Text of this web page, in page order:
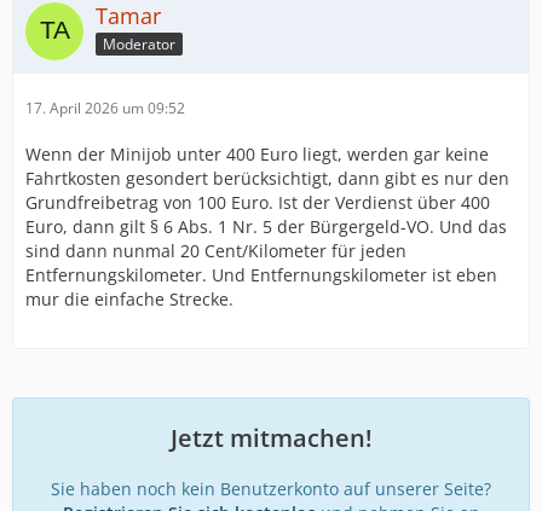
Tamar
Moderator
17. April 2026 um 09:52
Wenn der Minijob unter 400 Euro liegt, werden gar keine
Fahrtkosten gesondert berücksichtigt, dann gibt es nur den
Grundfreibetrag von 100 Euro. Ist der Verdienst über 400
Euro, dann gilt § 6 Abs. 1 Nr. 5 der Bürgergeld-VO. Und das
sind dann nunmal 20 Cent/Kilometer für jeden
Entfernungskilometer. Und Entfernungskilometer ist eben
mur die einfache Strecke.
Jetzt mitmachen!
Sie haben noch kein Benutzerkonto auf unserer Seite?